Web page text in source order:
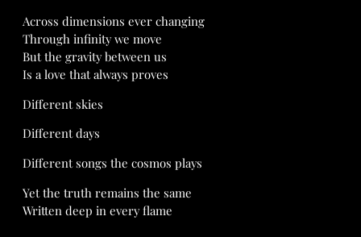
Across dimensions ever changing
Through infinity we move
But the gravity between us
Is a love that always proves
Different skies
Different days
Different songs the cosmos plays
Yet the truth remains the same
Written deep in every flame